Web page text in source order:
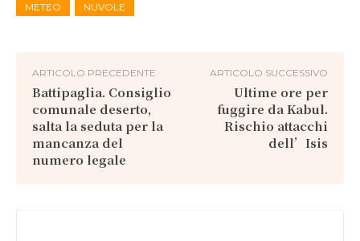
METEO NUVOLE
ARTICOLO PRECEDENTE
Battipaglia. Consiglio
comunale deserto,
salta la seduta per la
mancanza del
numero legale
ARTICOLO SUCCESSIVO
Ultime ore per
fuggire da Kabul.
Rischio attacchi
dell’Isis